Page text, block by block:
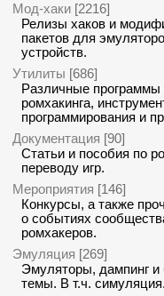
Мод-хаки [2216]
Релизы хаков и
пакетов для
устройств.
Утилиты [686]
Различные программы
ромхакинга,
программирования и
Документация [90]
Статьи и пособия по
переводу игр.
Мероприятия [146]
Конкурсы, а также
о событиях
ромхакеров.
Эмуляция [269]
Эмуляторы, дампинг и
темы. В т.ч. симуляция.